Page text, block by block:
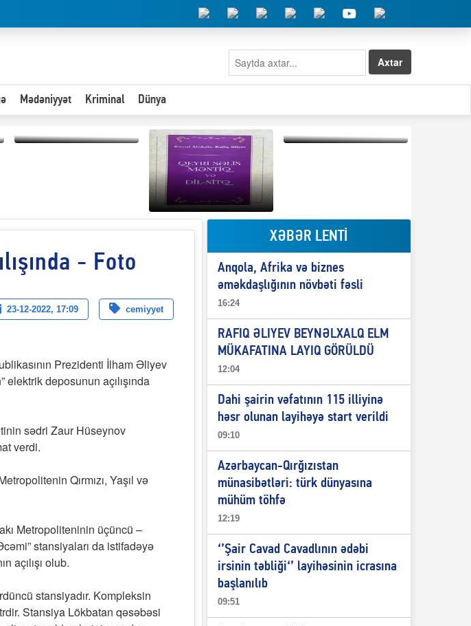
Axtar
Mədəniyyət Kriminal Dünya
“Qeyri-səlis məntiq və
dil-nitq” elmimizə
- Foto
23-12-2022, 17:09 cemiyyet
Prezidenti İlham Əliyev
elektrik deposunun açılışında
sədri Zaur Hüseynov
verdi.
Qırmızı, Yaşıl və
Metropoliteninin üçüncü –
stansiyaları da istifadəyə
açılışı olub.
stansiyadır. Kompleksin
Stansiya Lökbatan qəsəbəsi
XƏBƏR LENTİ
Anqola, Afrika və biznes
əməkdaşlığının növbəti fəsli
16:24
RAFIQ ƏLIYEV BEYNƏLXALQ ELM
MÜKAFATINA LAYIQ GÖRÜLDÜ
12:04
Dahi şairin vəfatının 115 illiyinə
həsr olunan layihəyə start verildi
09:10
Azərbaycan-Qırğızıstan
münasibətləri: türk dünyasına
mühüm töhfə
12:19
‘’Şair Cavad Cavadlının ədəbi
irsinin təbliği‘’ layihəsinin icrasına
başlanılıb
09:51